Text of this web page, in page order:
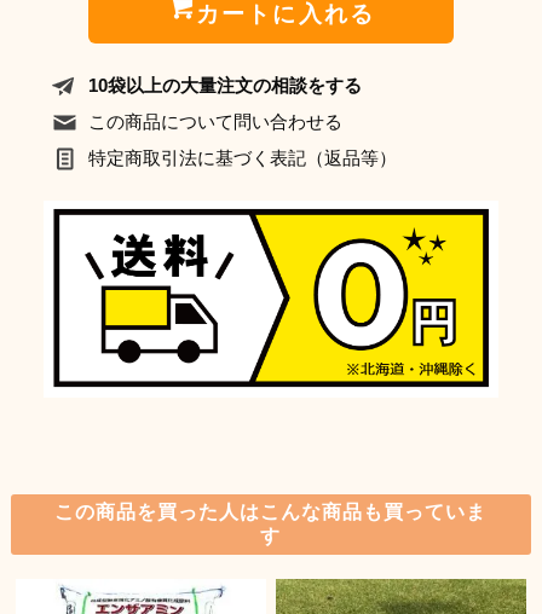
カートに入れる
10袋以上の大量注文の相談をする
この商品について問い合わせる
特定商取引法に基づく表記（返品等）
この商品を買った人はこんな商品も買っていま
す